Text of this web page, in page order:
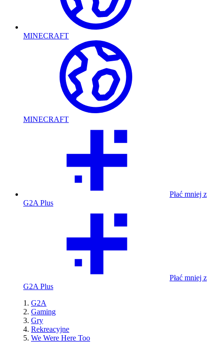
MINECRAFT
MINECRAFT
Płać mniej z
G2A Plus
Płać mniej z
G2A Plus
G2A
Gaming
Gry
Rekreacyjne
We Were Here Too